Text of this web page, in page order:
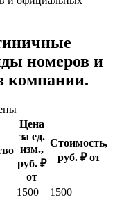
номеров и
компании.
Цена
за ед.
изм.,
руб. ₽
от
Стоимость,
руб. ₽ от
1500 1500